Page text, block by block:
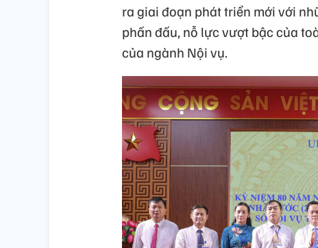
ra giai đoạn phát triển mới với
phấn đấu, nỗ lực vượt bậc của
của ngành Nội vụ.